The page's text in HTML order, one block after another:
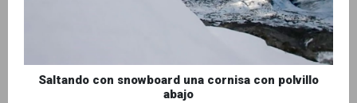
Saltando con snowboard una cornisa con polvillo
abajo